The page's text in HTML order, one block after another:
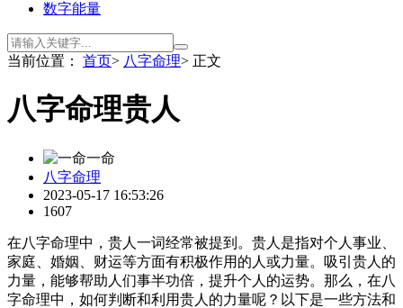
数字能量
当前位置： 首页> 八字命理> 正文
八字命理贵人
一命
八字命理
2023-05-17 16:53:26
1607
在八字命理中，贵人一词经常被提到。贵人是指对个人事业、
家庭、婚姻、财运等方面有积极作用的人或力量。吸引贵人的
力量，能够帮助人们事半功倍，提升个人的运势。那么，在八
字命理中，如何判断和利用贵人的力量呢？以下是一些方法和